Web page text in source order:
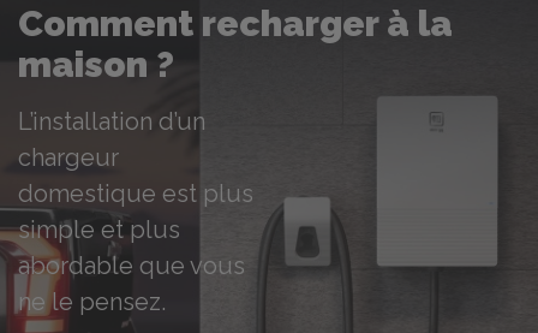
Comment recharger à la
maison ?
L’installation d’un
chargeur
domestique est plus
simple et plus
abordable que vous
ne le pensez.